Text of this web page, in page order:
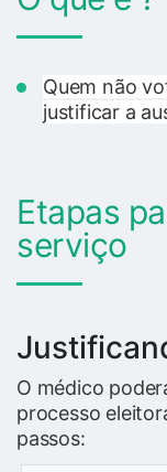
Quem não
justificar a
Etapas
serviço
O médico
processo
passos: